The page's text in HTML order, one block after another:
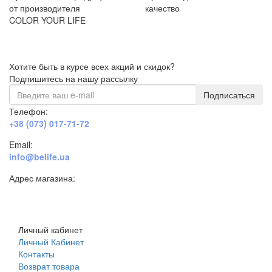
от производителя
качество
COLOR YOUR LIFE
Хотите быть в курсе всех акций и скидок?
Подпишитесь на нашу рассылку
Подписаться
Телефон:
+38 (073) 017-71-72
Email:
info@belife.ua
Адрес магазина:
Личный кабинет
Личный Кабинет
Контакты
Возврат товара